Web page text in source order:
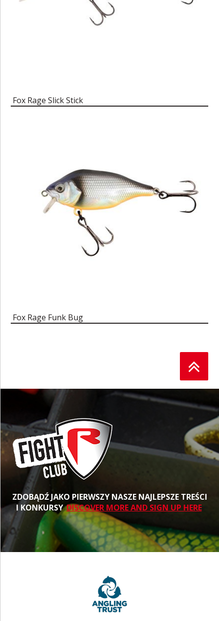
Fox Rage Slick Stick
Fox Rage Funk Bug
ZDOBĄDŹ JAKO PIERWSZY NASZE NAJLEPSZE TREŚCI
I KONKURSYDISCOVER MORE AND SIGN UP HERE